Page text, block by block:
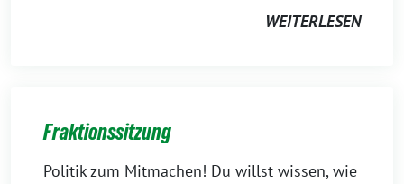
WEITERLESEN
Fraktionssitzung
Politik zum Mitmachen! Du willst wissen, wie